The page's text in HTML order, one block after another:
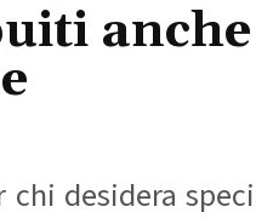
desidera